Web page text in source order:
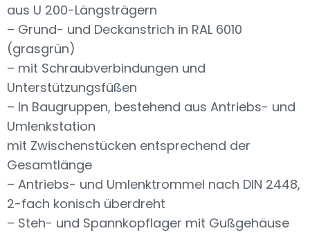
aus U 200-Längsträgern
– Grund- und Deckanstrich in RAL 6010
(grasgrün)
– mit Schraubverbindungen und
Unterstützungsfüßen
– In Baugruppen, bestehend aus Antriebs- und
Umlenkstation
mit Zwischenstücken entsprechend der
Gesamtlänge
– Antriebs- und Umlenktrommel nach DIN 2448,
2-fach konisch überdreht
– Steh- und Spannkopflager mit Gußgehäuse